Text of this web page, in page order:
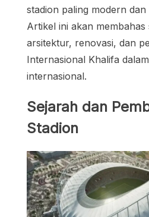
stadion paling modern dan
Artikel ini akan membahas
arsitektur, renovasi, dan
Internasional Khalifa
internasional.
Sejarah dan
Stadion